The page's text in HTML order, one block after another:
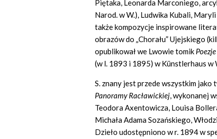
Piętaka, Leonarda Marconiego,
Narod. w W.), Ludwika Kubali,
także kompozycje inspirowane
obrazów do „Chorału” Ujejskiego
opublikował we Lwowie tomik
(w l. 1893 i 1895) w Künstlerhaus w
S. znany jest przede wszystkim jako
Panoramy Racławickiej, wykonanej
Teodora Axentowicza, Louisa
Michała Adama Sozańskiego,
Dzieło udostępniono w r. 1894 w